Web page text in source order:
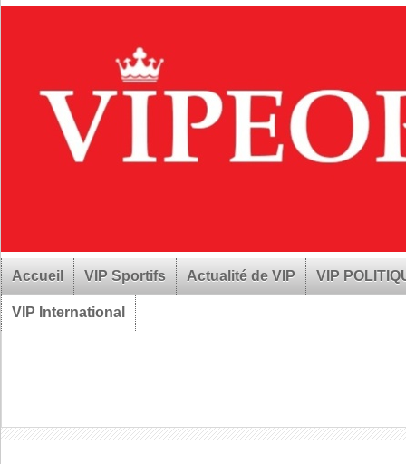
Accueil VIP Sportifs Actualité de VIP VIP
VIP International